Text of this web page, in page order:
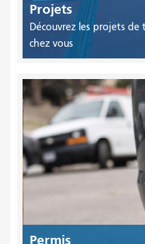
Projets
Découvrez les projets
chez vous
Permis